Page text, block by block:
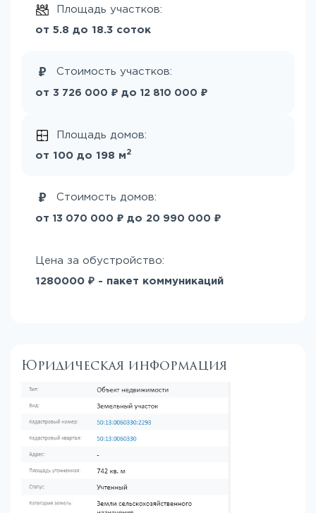
Площадь участков:
от 5.8 до 18.3 соток
Стоимость участков:
от 3 726 000 ₽ до 12 810 000 ₽
Площадь домов:
от 100 до 198 м 2
Стоимость домов:
от 13 070 000 ₽ до 20 990 000 ₽
Цена за обустройство:
1280000 ₽ - пакет коммуникаций
Юридическая информация